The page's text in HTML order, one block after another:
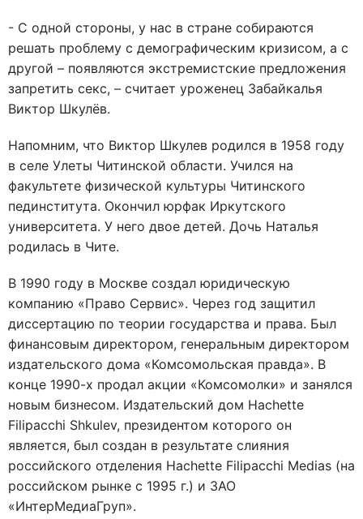
- С одной стороны, у нас в стране собираются
решать проблему с демографическим кризисом, а с
другой – появляются экстремистские предложения
запретить секс, – считает уроженец Забайкалья
Виктор Шкулёв.
Напомним, что Виктор Шкулев родился в 1958 году
в селе Улеты Читинской области. Учился на
факультете физической культуры Читинского
пединститута. Окончил юрфак Иркутского
университета. У него двое детей. Дочь Наталья
родилась в Чите.
В 1990 году в Москве создал юридическую
компанию «Право Сервис». Через год защитил
диссертацию по теории государства и права. Был
финансовым директором, генеральным директором
издательского дома «Комсомольская правда». В
конце 1990-х продал акции «Комсомолки» и занялся
новым бизнесом. Издательский дом Hachette
Filipacchi Shkulev, президентом которого он
является, был создан в результате слияния
российского отделения Hachette Filipacchi Medias (на
российском рынке с 1995 г.) и ЗАО
«ИнтерМедиаГруп».